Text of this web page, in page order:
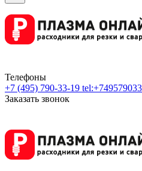
Телефоны
+7 (495) 790-33-19
Заказать звонок